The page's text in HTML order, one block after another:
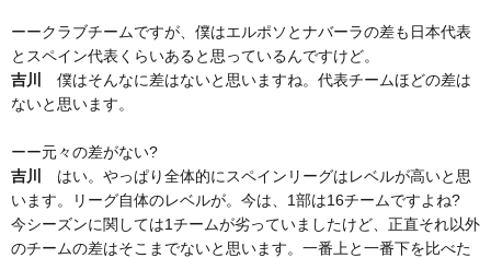
ーークラブチームですが、僕はエルポソとナバーラの差も日本代表
とスペイン代表くらいあると思っているんですけど。
吉川
僕はそんなに差はないと思いますね。代表チームほどの差は
ないと思います。
ーー元々の差がない?
吉川
はい。やっぱり全体的にスペインリーグはレベルが高いと思
います。リーグ自体のレベルが。今は、1部は16チームですよね?
今シーズンに関しては1チームが劣っていましたけど、正直それ以外
のチームの差はそこまでないと思います。一番上と一番下を比べた